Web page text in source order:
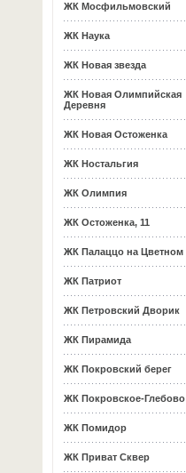
ЖК Мосфильмовский
ЖК Наука
ЖК Новая звезда
ЖК Новая Олимпийская
Деревня
ЖК Новая Остоженка
ЖК Ностальгия
ЖК Олимпия
ЖК Остоженка, 11
ЖК Палаццо на Цветном
ЖК Патриот
ЖК Петровский Дворик
ЖК Пирамида
ЖК Покровский берег
ЖК Покровское-Глебово
ЖК Помидор
ЖК Приват Сквер